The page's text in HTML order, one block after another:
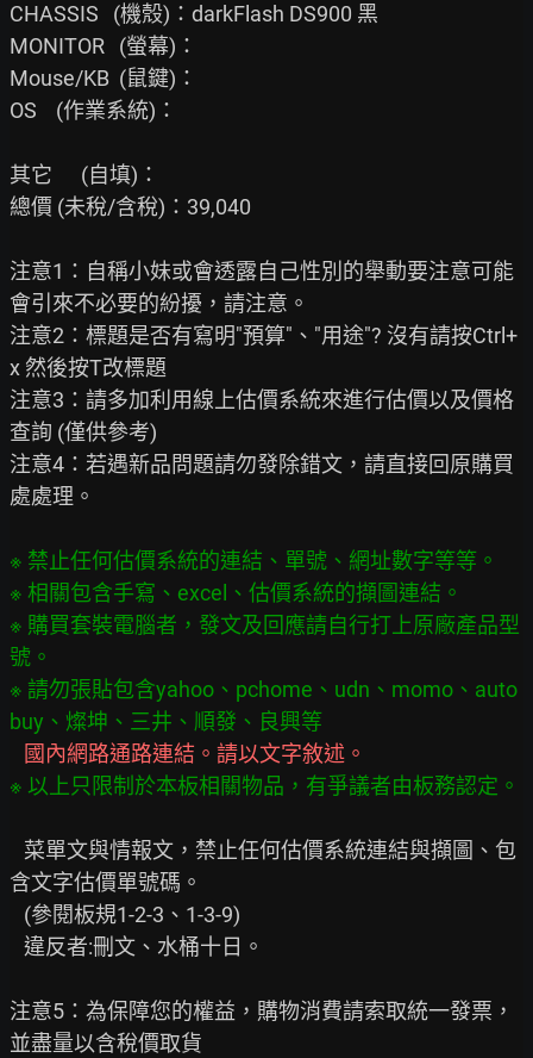
CHASSIS   (機殼)：darkFlash DS900 黑
MONITOR   (螢幕)：
Mouse/KB  (鼠鍵)：
OS    (作業系統)：
其它      (自填)：
總價 (未稅/含稅)：39,040
注意1：自稱小妹或會透露自己性別的舉動要注意可能
會引來不必要的紛擾，請注意。
注意2：標題是否有寫明"預算"、"用途"? 沒有請按Ctrl+
x 然後按T改標題
注意3：請多加利用線上估價系統來進行估價以及價格
查詢 (僅供參考)
注意4：若遇新品問題請勿發除錯文，請直接回原購買
處處理。
※ 禁止任何估價系統的連結、單號、網址數字等等。
※ 相關包含手寫、excel、估價系統的擷圖連結。
※ 購買套裝電腦者，發文及回應請自行打上原廠產品型
號。
※ 請勿張貼包含yahoo、pchome、udn、momo、auto
※ 以上只限制於本板相關物品，有爭議者由板務認定。
含文字估價單號碼。
注意5：為保障您的權益，購物消費請索取統一發票，
並盡量以含稅價取貨